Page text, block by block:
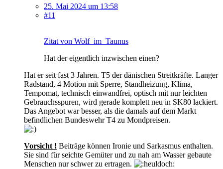
25. Mai 2024 um 13:58
#11
Zitat von Wolf_im_Taunus
Hat der eigentlich inzwischen einen?
Hat er seit fast 3 Jahren. T5 der dänischen Streitkräfte. Langer
Radstand, 4 Motion mit Sperre, Standheizung, Klima,
Tempomat, technisch einwandfrei, optisch mit nur leichten
Gebrauchsspuren, wird gerade komplett neu in SK80 lackiert.
Das Angebot war besser, als die damals auf dem Markt
befindlichen Bundeswehr T4 zu Mondpreisen.
Vorsicht ! Beiträge können Ironie und Sarkasmus enthalten.
Sie sind für seichte Gemüter und zu nah am Wasser gebaute
Menschen nur schwer zu ertragen.